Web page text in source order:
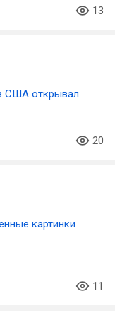
13
США открывал
20
картинки
11